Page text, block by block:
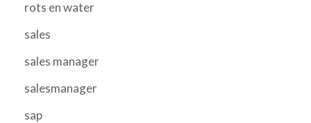
rots en water
sales
sales manager
salesmanager
sap